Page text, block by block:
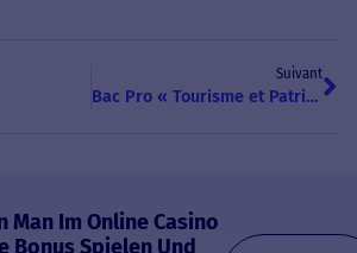
Suivant
Bac Pro « Tourisme et Patrimoine »
Man Im Online Casino
Bonus Spielen Und